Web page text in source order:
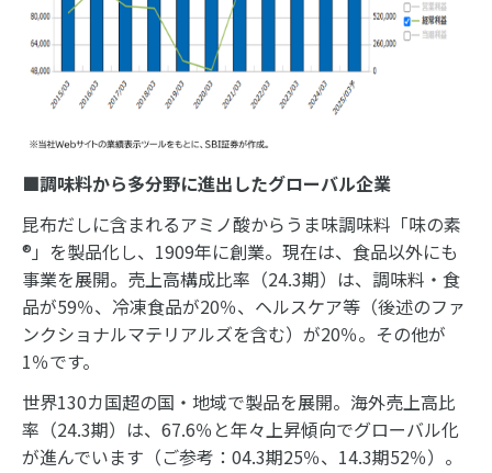
■調味料から多分野に進出したグローバル企業
昆布だしに含まれるアミノ酸からうま味調味料「味の素
®」を製品化し、1909年に創業。現在は、食品以外にも
事業を展開。売上高構成比率（24.3期）は、調味料・食
品が59％、冷凍食品が20％、ヘルスケア等（後述のファ
ンクショナルマテリアルズを含む）が20％。その他が
1％です。
世界130カ国超の国・地域で製品を展開。海外売上高比
率（24.3期）は、67.6％と年々上昇傾向でグローバル化
が進んでいます（ご参考：04.3期25％、14.3期52％）。